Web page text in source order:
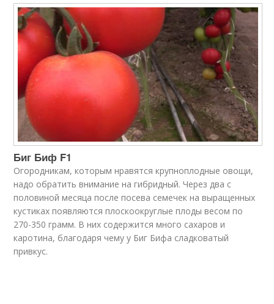
Биг Биф F1
Огородникам, которым нравятся крупноплодные овощи,
надо обратить внимание на гибридный. Через два с
половиной месяца после посева семечек на выращенных
кустиках появляются плоскоокруглые плоды весом по
270-350 грамм. В них содержится много сахаров и
каротина, благодаря чему у Биг Бифа сладковатый
привкус.